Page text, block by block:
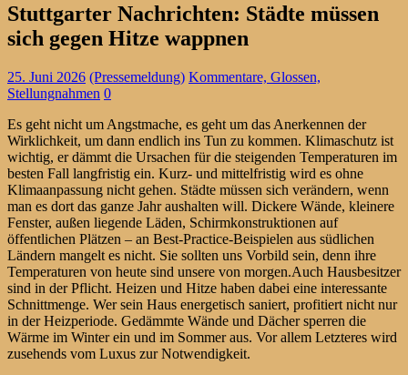
Stuttgarter Nachrichten: Städte müssen
sich gegen Hitze wappnen
25. Juni 2026 (Pressemeldung) Kommentare, Glossen,
Stellungnahmen 0
Es geht nicht um Angstmache, es geht um das Anerkennen der
Wirklichkeit, um dann endlich ins Tun zu kommen. Klimaschutz ist
wichtig, er dämmt die Ursachen für die steigenden Temperaturen im
besten Fall langfristig ein. Kurz- und mittelfristig wird es ohne
Klimaanpassung nicht gehen. Städte müssen sich verändern, wenn
man es dort das ganze Jahr aushalten will. Dickere Wände, kleinere
Fenster, außen liegende Läden, Schirmkonstruktionen auf
öffentlichen Plätzen – an Best-Practice-Beispielen aus südlichen
Ländern mangelt es nicht. Sie sollten uns Vorbild sein, denn ihre
Temperaturen von heute sind unsere von morgen.Auch Hausbesitzer
sind in der Pflicht. Heizen und Hitze haben dabei eine interessante
Schnittmenge. Wer sein Haus energetisch saniert, profitiert nicht nur
in der Heizperiode. Gedämmte Wände und Dächer sperren die
Wärme im Winter ein und im Sommer aus. Vor allem Letzteres wird
zusehends vom Luxus zur Notwendigkeit.